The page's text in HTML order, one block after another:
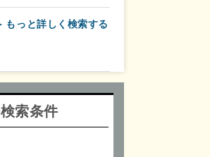
もっと詳しく検索する
索条件